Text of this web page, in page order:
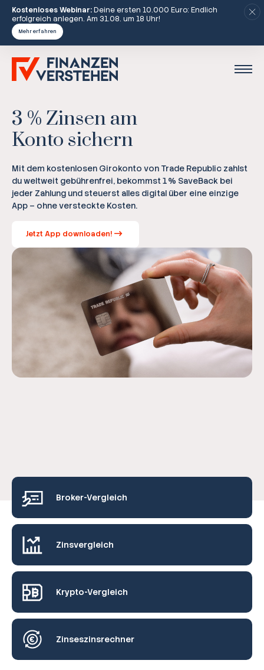
Kostenloses Webinar:Deine ersten 10.000 Euro: Endlich
erfolgreich anlegen. Am 31.08. um 18 Uhr!
Mehr erfahren
3 % Zinsen am
Konto sichern
Mit dem kostenlosen Girokonto von Trade Republic zahlst
du weltweit gebührenfrei, bekommst 1 % SaveBack bei
jeder Zahlung und steuerst alles digital über eine einzige
App – ohne versteckte Kosten.
Jetzt App downloaden!
Broker-Vergleich
Zinsvergleich
Krypto-Vergleich
Zinseszinsrechner